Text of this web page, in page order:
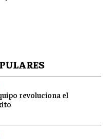
revoluciona el